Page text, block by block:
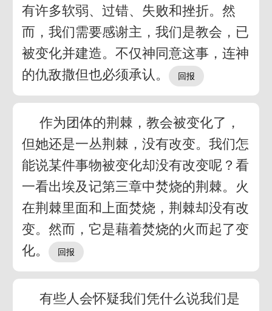
有许多软弱、过错、失败和挫折。然
而，我们需要感谢主，我们是教会，已
被变化并建造。不仅神同意这事，连神
的仇敌撒但也必须承认。
作为团体的荆棘，教会被变化了，
但她还是一丛荆棘，没有改变。我们怎
能说某件事物被变化却没有改变呢？看
一看出埃及记第三章中焚烧的荆棘。火
在荆棘里面和上面焚烧，荆棘却没有改
变。然而，它是藉着焚烧的火而起了变
化。
有些人会怀疑我们凭什么说我们是